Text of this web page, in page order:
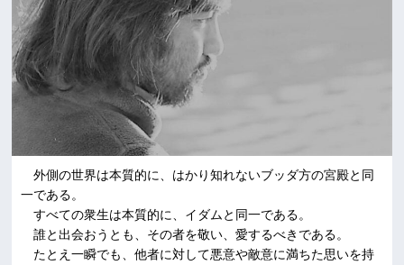
外側の世界は本質的に、はかり知れないブッダ方の宮殿と同
一である。
すべての衆生は本質的に、イダムと同一である。
誰と出会おうとも、その者を敬い、愛するべきである。
たとえ一瞬でも、他者に対して悪意や敵意に満ちた思いを持